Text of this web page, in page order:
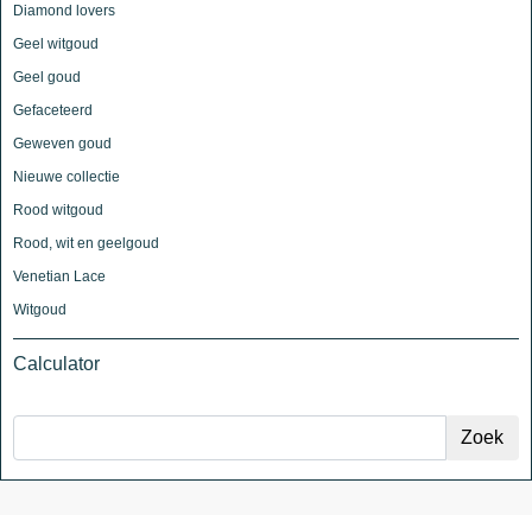
Diamond lovers
Geel witgoud
Geel goud
Gefaceteerd
Geweven goud
Nieuwe collectie
Rood witgoud
Rood, wit en geelgoud
Venetian Lace
Witgoud
Calculator